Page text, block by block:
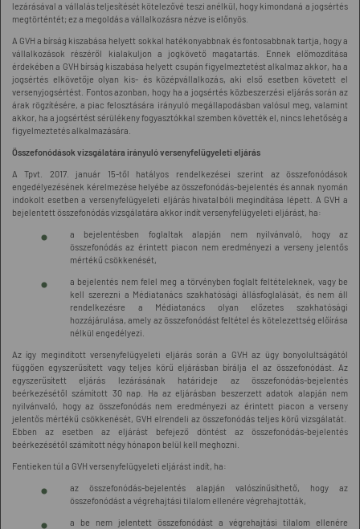
lezárásával a vállalás teljesítését kötelezővé teszi anélkül, hogy kimondaná a jogsértés
megtörténtét; ez a megoldás a vállalkozásra nézve is előnyös.
A GVH a bírság kiszabása helyett sokkal hatékonyabbnak és fontosabbnak tartja, hogy a
vállalkozások részéről kialakuljon a jogkövető magatartás. Ennek előmozdítása
érdekében a GVH bírság kiszabása helyett csupán figyelmeztetést alkalmaz akkor, ha a
jogsértés elkövetője olyan kis- és középvállalkozás, aki első esetben követett el
versenyjogsértést. Fontos azonban, hogy ha a jogsértés közbeszerzési eljárás során az
árak rögzítésére, a piac felosztására irányuló megállapodásban valósul meg, valamint
akkor, ha a jogsértést sérülékeny fogyasztókkal szemben követték el, nincs lehetőség a
figyelmeztetés alkalmazására.
Összefonódások vizsgálatára irányuló versenyfelügyeleti eljárás
A Tpvt. 2017. január 15-től hatályos rendelkezései szerint az összefonódások
engedélyezésének kérelmezése helyébe az összefonódás-bejelentés és annak nyomán
indokolt esetben a versenyfelügyeleti eljárás hivatalbóli megindítása lépett. A GVH a
bejelentett összefonódás vizsgálatára akkor indít versenyfelügyeleti eljárást, ha:
a bejelentésben foglaltak alapján nem nyilvánvaló, hogy az
összefonódás az érintett piacon nem eredményezi a verseny jelentős
mértékű csökkenését,
a bejelentés nem felel meg a törvényben foglalt feltételeknek, vagy be
kell szerezni a Médiatanács szakhatósági állásfoglalását, és nem áll
rendelkezésre a Médiatanács olyan előzetes szakhatósági
hozzájárulása, amely az összefonódást feltétel és kötelezettség előírása
nélkül engedélyezi.
Az így megindított versenyfelügyeleti eljárás során a GVH az ügy bonyolultságától
függően egyszerűsített vagy teljes körű eljárásban bírálja el az összefonódást. Az
egyszerűsített eljárás lezárásának határideje az összefonódás-bejelentés
beérkezésétől számított 30 nap. Ha az eljárásban beszerzett adatok alapján nem
nyilvánvaló, hogy az összefonódás nem eredményezi az érintett piacon a verseny
jelentős mértékű csökkenését, GVH elrendeli az összefonódás teljes körű vizsgálatát.
Ebben az esetben az eljárást befejező döntést az összefonódás-bejelentés
beérkezésétől számított négy hónapon belül kell meghozni.
Fentieken túl a GVH versenyfelügyeleti eljárást indít, ha:
az összefonódás-bejelentés alapján valószínűsíthető, hogy az
összefonódást a végrehajtási tilalom ellenére végrehajtották,
a be nem jelentett összefonódást a végrehajtási tilalom ellenére